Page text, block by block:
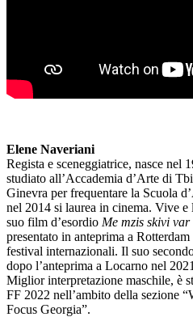
Elene Naveriani
Regista e sceneggiatrice, nasce nel
studiato all’Accademia d’Arte di
Ginevra per frequentare la Scuola
nel 2014 si laurea in cinema. Vive
suo film d’esordio Me mzis skivi var
presentato in anteprima a
festival internazionali. Il suo
dopo l’anteprima a Locarno nel
Miglior interpretazione maschile, è
FF 2022 nell’ambito della sezione
Focus Georgia”.